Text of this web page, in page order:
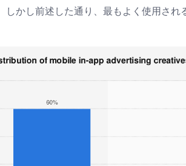
しかし前述した通り、最もよく使用さ